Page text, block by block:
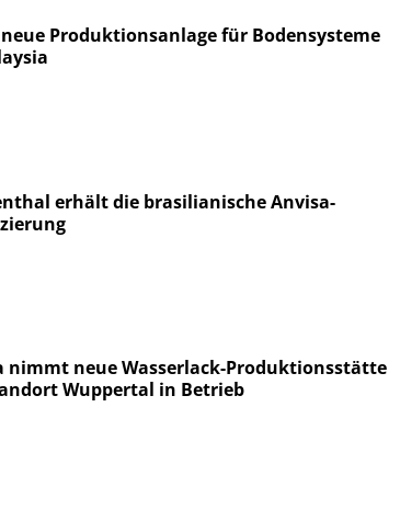
neue Produktionsanlage für Bodensysteme
erhält die brasilianische Anvisa-
nimmt neue Wasserlack-Produktionsstätte
Wuppertal in Betrieb